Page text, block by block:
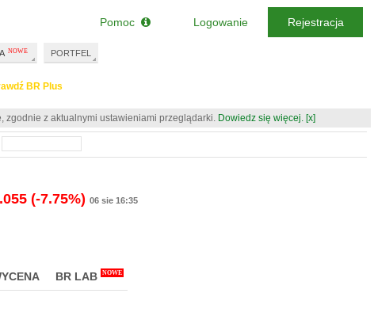
BR Plus
zgodnie z aktualnymi ustawieniami przeglądarki. Dowiedz się więcej. [x]
(-7.75%) 06 sie 16:35
BR LAB NOWE
PORTFEL
Pomoc Logowanie Rejestracja